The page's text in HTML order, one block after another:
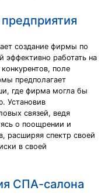
создание фирмы по
эффективно работать на
поле
предполагает
где фирма могла бы
Установив
связей, ведя
о поощрении и
расширяя спектр своей
в своей
СПА-салона